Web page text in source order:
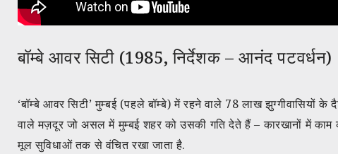
बॉम्बे आवर सिटी (1985, निर्देशक – आनंद पटवर्धन)
‘बॉम्बे आवर सिटी’ मुम्बई (पहले बॉम्बे) में रहने वाले 78 लाख
वाले मज़दूर जो असल में मुम्बई शहर को उसकी गति देते हैं – कारखानों में काम
मूल सुविधाओं तक से वंचित रखा जाता है.